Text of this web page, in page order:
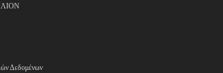
Δεδομένων